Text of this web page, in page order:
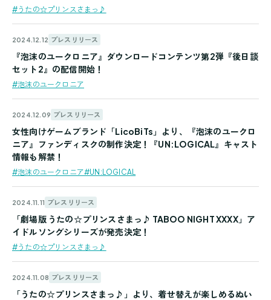
#うたの☆プリンスさまっ♪
2024.12.12 プレスリリース
#泡沫のユークロニア
『泡沫のユークロニア』ダウンロードコンテンツ第2弾『後日談
セット2』の配信開始！
2024.12.09 プレスリリース
#泡沫のユークロニア#UN:LOGICAL
女性向けゲームブランド「LicoBiTs」より、『泡沫のユークロ
ニア』ファンディスクの制作決定！『UN:LOGICAL』キャスト
情報も解禁！
2024.11.11 プレスリリース
#うたの☆プリンスさまっ♪
「劇場版 うたの☆プリンスさまっ♪ TABOO NIGHT XXXX」ア
イドルソングシリーズが発売決定！
2024.11.08 プレスリリース
「うたの☆プリンスさまっ♪」より、着せ替えが楽しめるぬい